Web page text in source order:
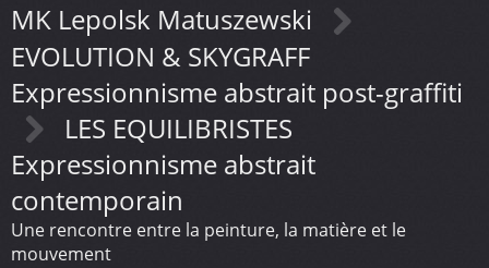
MK Lepolsk Matuszewski
EVOLUTION & SKYGRAFF
Expressionnisme abstrait post-graffiti
LES EQUILIBRISTES
Expressionnisme abstrait
contemporain
Une rencontre entre la peinture, la matière et le
mouvement